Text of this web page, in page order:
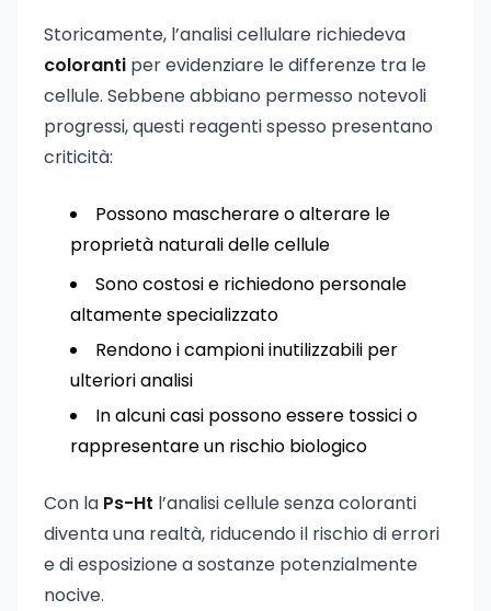
Storicamente, l’analisi cellulare richiedeva
coloranti per evidenziare le differenze tra le
cellule. Sebbene abbiano permesso notevoli
progressi, questi reagenti spesso presentano
criticità:
Possono mascherare o alterare le
proprietà naturali delle cellule
Sono costosi e richiedono personale
altamente specializzato
Rendono i campioni inutilizzabili per
ulteriori analisi
In alcuni casi possono essere tossici o
rappresentare un rischio biologico
Con la Ps-Ht l’analisi cellule senza coloranti
diventa una realtà, riducendo il rischio di errori
e di esposizione a sostanze potenzialmente
nocive.